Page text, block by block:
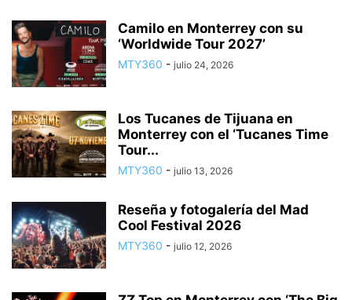
Camilo en Monterrey con su
‘Worldwide Tour 2027’
MTY360 - julio 24, 2026
Los Tucanes de Tijuana en
Monterrey con el ‘Tucanes Time
Tour...
MTY360 - julio 13, 2026
Reseña y fotogalería del Mad
Cool Festival 2026
MTY360 - julio 12, 2026